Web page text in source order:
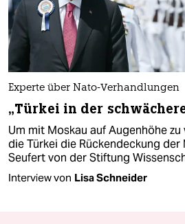
Experte über Nato-Verhandlungen
„Türkei in der
Um mit Moskau auf Augenhöhe
die Türkei die Rückendeckung der
Seufert von der Stiftung
Interview von Lisa Schneider